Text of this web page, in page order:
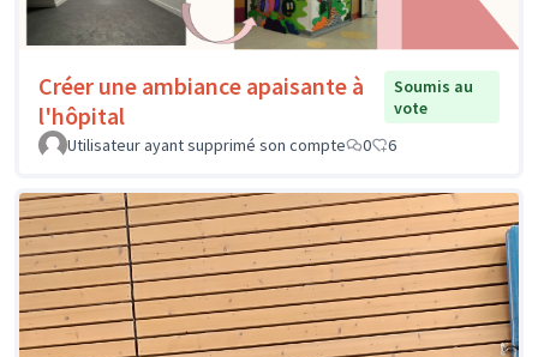
Créer une ambiance apaisante à
l'hôpital
Soumis au
vote
Utilisateur ayant supprimé son compte
0 6